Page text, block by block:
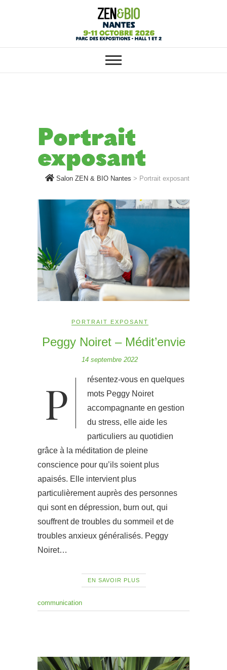
Salon ZEN & BIO
Nantes
SALON ZEN & BIO NANTES :
VOTRE SALON BIO, BIEN-ÊTRE
ET HABITAT SAIN
Portrait
exposant
Salon ZEN & BIO Nantes > Portrait exposant
PORTRAIT EXPOSANT
Peggy Noiret – Médit’envie
14 septembre 2022
Présentez-vous en quelques
mots Peggy Noiret
accompagnante en gestion
du stress, elle aide les
particuliers au quotidien
grâce à la méditation de pleine
conscience pour qu’ils soient plus
apaisés. Elle intervient plus
particulièrement auprès des personnes
qui sont en dépression, burn out, qui
souffrent de troubles du sommeil et de
troubles anxieux généralisés. Peggy
Noiret…
EN SAVOIR PLUS
communication